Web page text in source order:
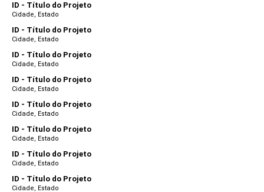
ID - Título do Projeto
Cidade, Estado
ID - Título do Projeto
Cidade, Estado
ID - Título do Projeto
Cidade, Estado
ID - Título do Projeto
Cidade, Estado
ID - Título do Projeto
Cidade, Estado
ID - Título do Projeto
Cidade, Estado
ID - Título do Projeto
Cidade, Estado
ID - Título do Projeto
Cidade, Estado